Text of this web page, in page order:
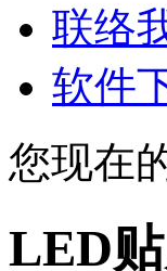
联络
软件
您现在
LED